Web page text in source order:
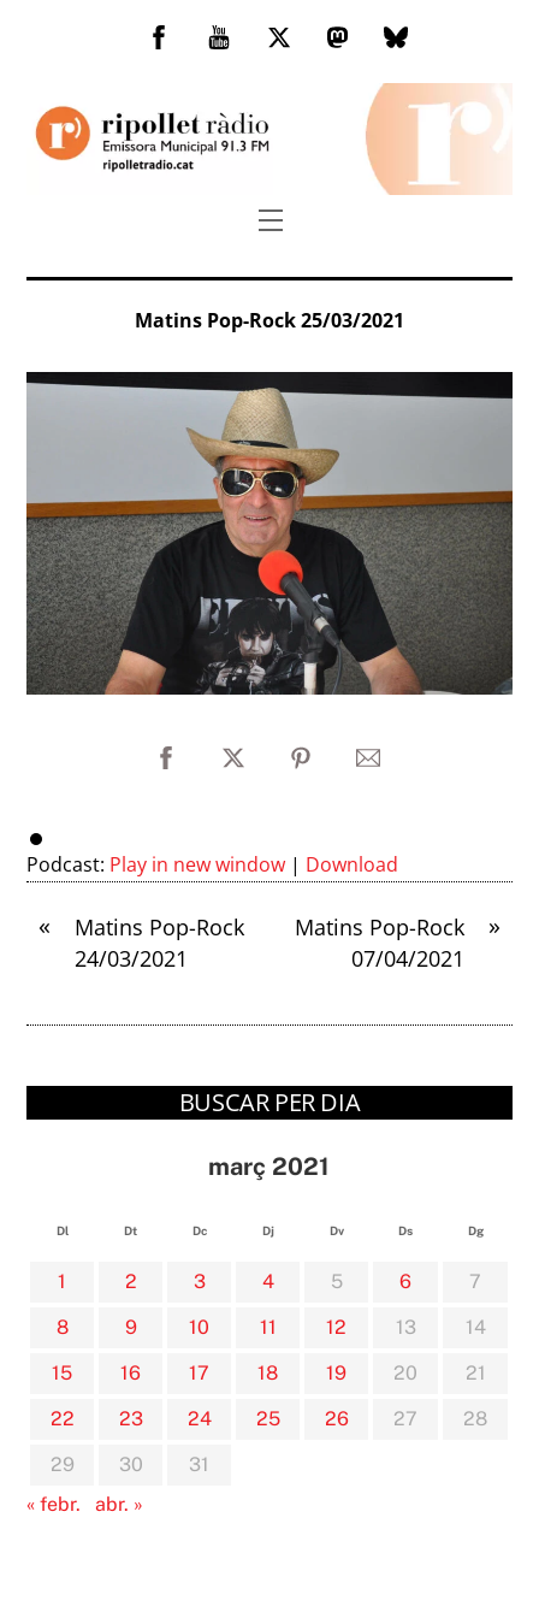
Facebook
You
TwitterMastodonBluesky
Menu
Matins Pop-Rock 25/03/2021
Podcast: Play in new window | Download
«
Matins Pop-Rock
24/03/2021
»
Matins Pop-Rock
07/04/2021
BUSCAR PER DIA
març 2021
Dl Dt Dc Dj Dv Ds Dg
1 2 3 4 5 6
7
8
9 10 11 12 13
14
15
16 17 18 19 20
21
22
23 24 25 26 27
28
29
30
31
« febr.
abr. »